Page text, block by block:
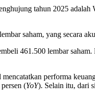
tahun 2025
saham, yang secara
461.500 lembar
performa
(YoY). Selain itu, dari